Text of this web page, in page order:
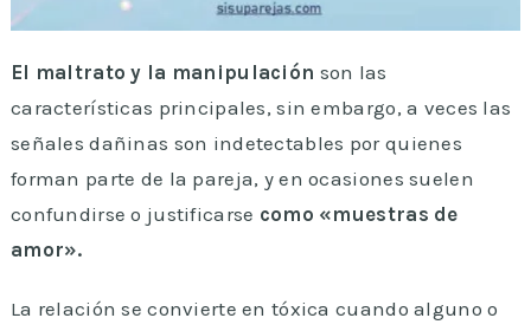
El maltrato y la manipulación son las
características principales, sin embargo, a veces las
señales dañinas son indetectables por quienes
forman parte de la pareja, y en ocasiones suelen
confundirse o justificarse como «muestras de
amor».
La relación se convierte en tóxica cuando alguno o